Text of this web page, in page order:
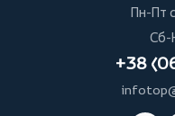
Пн-Пт
Сб-
+38